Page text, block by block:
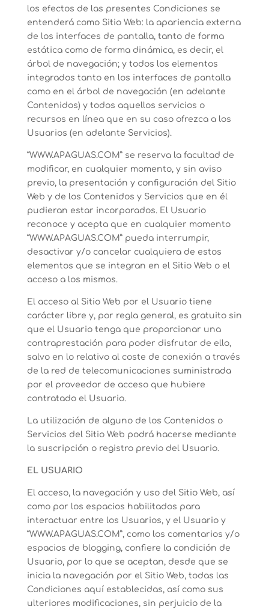
los efectos de las presentes Condiciones se
entenderá como Sitio Web: la apariencia externa
de los interfaces de pantalla, tanto de forma
estática como de forma dinámica, es decir, el
árbol de navegación; y todos los elementos
integrados tanto en los interfaces de pantalla
como en el árbol de navegación (en adelante
Contenidos) y todos aquellos servicios o
recursos en línea que en su caso ofrezca a los
Usuarios (en adelante Servicios).
“WWW.APAGUAS.COM” se reserva la facultad de
modificar, en cualquier momento, y sin aviso
previo, la presentación y configuración del Sitio
Web y de los Contenidos y Servicios que en él
pudieran estar incorporados. El Usuario
reconoce y acepta que en cualquier momento
“WWW.APAGUAS.COM” pueda interrumpir,
desactivar y/o cancelar cualquiera de estos
elementos que se integran en el Sitio Web o el
acceso a los mismos.
El acceso al Sitio Web por el Usuario tiene
carácter libre y, por regla general, es gratuito sin
que el Usuario tenga que proporcionar una
contraprestación para poder disfrutar de ello,
salvo en lo relativo al coste de conexión a través
de la red de telecomunicaciones suministrada
por el proveedor de acceso que hubiere
contratado el Usuario.
La utilización de alguno de los Contenidos o
Servicios del Sitio Web podrá hacerse mediante
la suscripción o registro previo del Usuario.
EL USUARIO
El acceso, la navegación y uso del Sitio Web, así
como por los espacios habilitados para
interactuar entre los Usuarios, y el Usuario y
“WWW.APAGUAS.COM”, como los comentarios y/o
espacios de blogging, confiere la condición de
Usuario, por lo que se aceptan, desde que se
inicia la navegación por el Sitio Web, todas las
Condiciones aquí establecidas, así como sus
ulteriores modificaciones, sin perjuicio de la